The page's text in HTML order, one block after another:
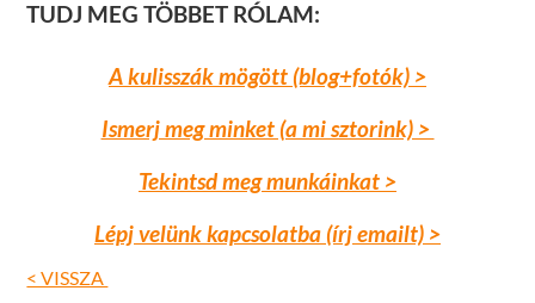
TUDJ MEG TÖBBET RÓLAM:
A kulisszák mögött (blog+fotók) >
Ismerj meg minket (a mi sztorink) >
Tekintsd meg munkáinkat >
Lépj velünk kapcsolatba (írj emailt) >
< VISSZA